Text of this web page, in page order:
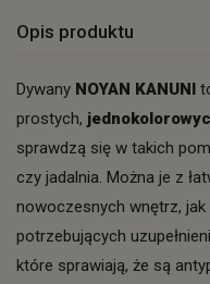
Opis produktu
Dywany NOYAN KANUNI
prostych,
sprawdzą się w takich
czy jadalnia. Można je z
nowoczesnych wnętrz, jak
potrzebujących
które sprawiają, że są